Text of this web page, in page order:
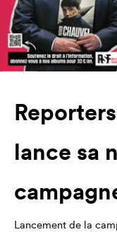
lance sa
Lancement de la